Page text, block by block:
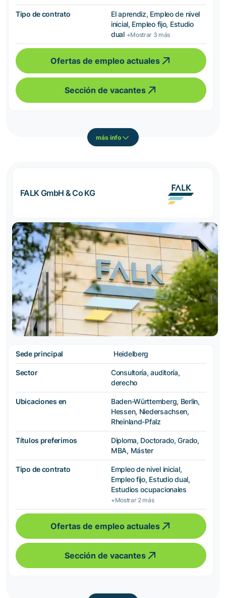
Tipo de contrato
El aprendiz, Empleo de nivel
inicial, Empleo fijo, Estudio
dual +Mostrar 3 más
Ofertas de empleo actuales
Sección de vacantes
más info
FALK GmbH & Co KG
Sede principal Heidelberg
Sector
Consultoría, auditoría,
derecho
Ubicaciones en
Baden-Württemberg, Berlin,
Hessen, Niedersachsen,
Rheinland-Pfalz
Títulos preferimos
Diploma, Doctorado, Grado,
MBA, Máster
Tipo de contrato
Empleo de nivel inicial,
Empleo fijo, Estudio dual,
Estudios ocupacionales
+Mostrar 2 más
Ofertas de empleo actuales
Sección de vacantes